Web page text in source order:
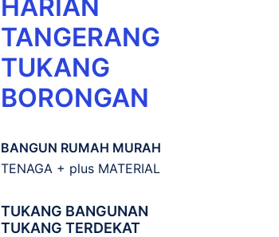
HARIAN
TANGERANG
TUKANG
BORONGAN
BANGUN RUMAH MURAH
TENAGA + plus MATERIAL
TUKANG BANGUNAN
TUKANG TERDEKAT